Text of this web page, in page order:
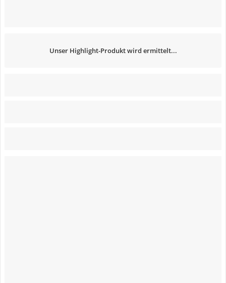
Unser Highlight-Produkt wird ermittelt...